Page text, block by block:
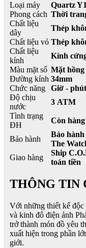
Loại máy
Quartz
Phong cách Thời
Chất liệu
dây
Thép
Chất liệu vỏ Thép
Chất liệu
kính
Kính
Màu mặt số Mặt hồng
Đường kính 34mm
Chức năng
Giờ -
Độ chịu
nước
3 ATM
Tình trạng
ĐH
Còn hàng
Bảo hành
Bảo
The
Giao hàng
Ship
toán tiền
THÔNG TIN
Với những thiết kế độc
và kinh đô điện ảnh
trở thành món đồ yêu
xuất hiện trong phần
giới.